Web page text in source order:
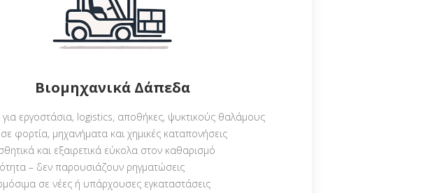
Βιομηχανικά Δάπεδα
για εργοστάσια, logistics, αποθήκες, ψυκτικούς θαλάμους
φορτία, μηχανήματα και χημικές καταπονήσεις
και εξαιρετικά εύκολα στον καθαρισμό
– δεν παρουσιάζουν ρηγματώσεις
σε νέες ή υπάρχουσες εγκαταστάσεις